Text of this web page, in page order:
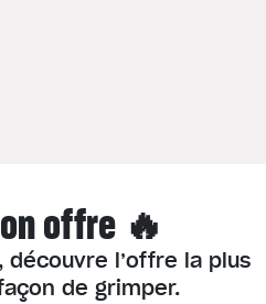
offre 🔥
découvre l’offre la plus
de grimper.